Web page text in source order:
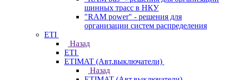
шинных трасс в НКУ
"RAM power" - решения для
организации систем распределения
ETI
Назад
ETI
ETIMAT (Авт.выключатели)
Назад